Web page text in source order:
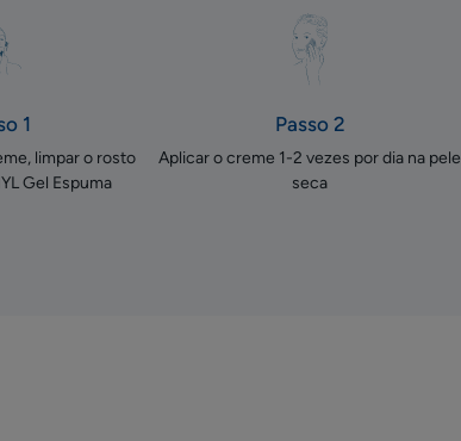
1
limpar o rosto
Gel Espuma
Passo 2
Aplicar o creme 1-2 vezes por dia na pele
seca